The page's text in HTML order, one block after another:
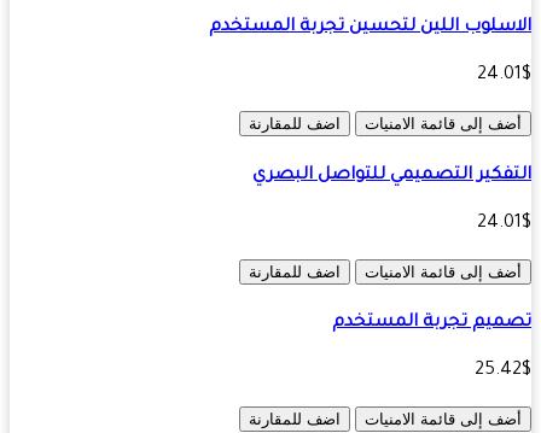
اللين لتحسين تجربة المستخدم
إلى قائمة الامنيات اضف للمقارنة
التصميمي للتواصل البصري
إلى قائمة الامنيات اضف للمقارنة
تجربة المستخدم
إلى قائمة الامنيات اضف للمقارنة